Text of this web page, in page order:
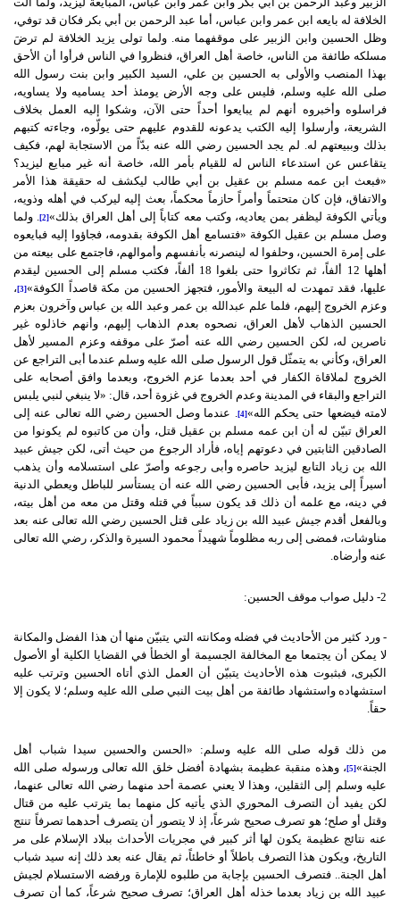
الخلافة له بايعه ابن عمر وابن عباس، أما عبد الرحمن بن أبي بكر فكان قد توفي،
وظل الحسين وابن الزبير على موقفهما منه. ولما تولى يزيد الخلافة لم ترضَ
مسلكه طائفة من الناس، خاصة أهل العراق، فنظروا في الناس فرأوا أن الأحق
بهذا المنصب والأولى به الحسين بن علي، السيد الكبير وابن بنت رسول الله
صلى الله عليه وسلم، فليس على وجه الأرض يومئذ أحد يساميه ولا يساويه،
فراسلوه وأخبروه أنهم لم يبايعوا أحداً حتى الآن، وشكوا إليه العمل بخلاف
الشريعة، وأرسلوا إليه الكتب يدعونه للقدوم عليهم حتى يولّوه، وجاءته كتبهم
بذلك وببيعتهم له. لم يجد الحسين رضي الله عنه بدّاً من الاستجابة لهم، فكيف
يتقاعس عن استدعاء الناس له للقيام بأمر الله، خاصة أنه غير مبايع ليزيد؟
«فبعث ابن عمه مسلم بن عقيل بن أبي طالب ليكشف له حقيقة هذا الأمر
والاتفاق، فإن كان متحتماً وأمراً حازماً محكماً، بعث إليه ليركب في أهله وذويه،
ويأتي الكوفة ليظفر بمن يعاديه، وكتب معه كتاباً إلى أهل العراق بذلك»[2]
. ولما
وصل مسلم بن عقيل الكوفة «فتسامع أهل الكوفة بقدومه، فجاؤوا إليه فبايعوه
على إمرة الحسين، وحلفوا له لينصرنه بأنفسهم وأموالهم، فاجتمع على بيعته من
أهلها 12 ألفاً، ثم تكاثروا حتى بلغوا 18 ألفاً، فكتب مسلم إلى الحسين ليقدم
عليها، فقد تمهدت له البيعة والأمور، فتجهز الحسين من مكة قاصداً الكوفة»[3]
،
وعزم الخروج إليهم، فلما علم عبدالله بن عمر وعبد الله بن عباس وآخرون بعزم
الحسين الذهاب لأهل العراق، نصحوه بعدم الذهاب إليهم، وأنهم خاذلوه غير
ناصرين له، لكن الحسين رضي الله عنه أصرّ على موقفه وعزم المسير لأهل
العراق، وكأني به يتمثّل قول الرسول صلى الله عليه وسلم عندما أبى التراجع عن
الخروج لملاقاة الكفار في أحد بعدما عزم الخروج، وبعدما وافق أصحابه على
التراجع والبقاء في المدينة وعدم الخروج في غزوة أحد، قال: «لا ينبغي لنبي يلبس
لامته فيضعها حتى يحكم الله»[4]
. عندما وصل الحسين رضي الله تعالى عنه إلى
العراق تبيّن له أن ابن عمه مسلم بن عقيل قتل، وأن من كاتبوه لم يكونوا من
الصادقين الثابتين في دعوتهم إياه، فأراد الرجوع من حيث أتى، لكن جيش عبيد
الله بن زياد التابع ليزيد حاصره وأبى رجوعه وأصرّ على استسلامه وأن يذهب
أسيراً إلى يزيد، فأبى الحسين رضي الله عنه أن يستأسر للباطل ويعطي الدنية
في دينه، مع علمه أن ذلك قد يكون سبباً في قتله وقتل من معه من أهل بيته،
وبالفعل أقدم جيش عبيد الله بن زياد على قتل الحسين رضي الله تعالى عنه بعد
مناوشات، فمضى إلى ربه مظلوماً شهيداً محمود السيرة والذكر، رضي الله تعالى
عنه وأرضاه.
2- دليل صواب موقف الحسين:
- ورد كثير من الأحاديث في فضله ومكانته التي يتبيّن منها أن هذا الفضل والمكانة
لا يمكن أن يجتمعا مع المخالفة الجسيمة أو الخطأ في القضايا الكلية أو الأصول
الكبرى، فبثبوت هذه الأحاديث يتبيّن أن العمل الذي أتاه الحسين وترتب عليه
استشهاده واستشهاد طائفة من أهل بيت النبي صلى الله عليه وسلم؛ لا يكون إلا
حقاً.
من ذلك قوله صلى الله عليه وسلم: «الحسن والحسين سيدا شباب أهل
الجنة»[5]
، وهذه منقبة عظيمة بشهادة أفضل خلق الله تعالى ورسوله صلى الله
عليه وسلم إلى الثقلين، وهذا لا يعني عصمة أحد منهما رضي الله تعالى عنهما،
لكن يفيد أن التصرف المحوري الذي يأتيه كل منهما بما يترتب عليه من قتال
وقتل أو صلح؛ هو تصرف صحيح شرعاً، إذ لا يتصور أن يتصرف أحدهما تصرفاً تنتج
عنه نتائج عظيمة يكون لها أثر كبير في مجريات الأحداث ببلاد الإسلام على مر
التاريخ، ويكون هذا التصرف باطلاً أو خاطئاً، ثم يقال عنه بعد ذلك إنه سيد شباب
أهل الجنة.. فتصرف الحسين بإجابة من طلبوه للإمارة ورفضه الاستسلام لجيش
عبيد الله بن زياد بعدما خذله أهل العراق؛ تصرف صحيح شرعاً، كما أن تصرف